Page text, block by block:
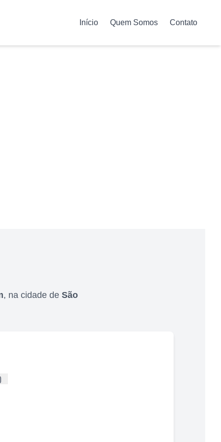
Início Quem Somos Contato
, na cidade de São